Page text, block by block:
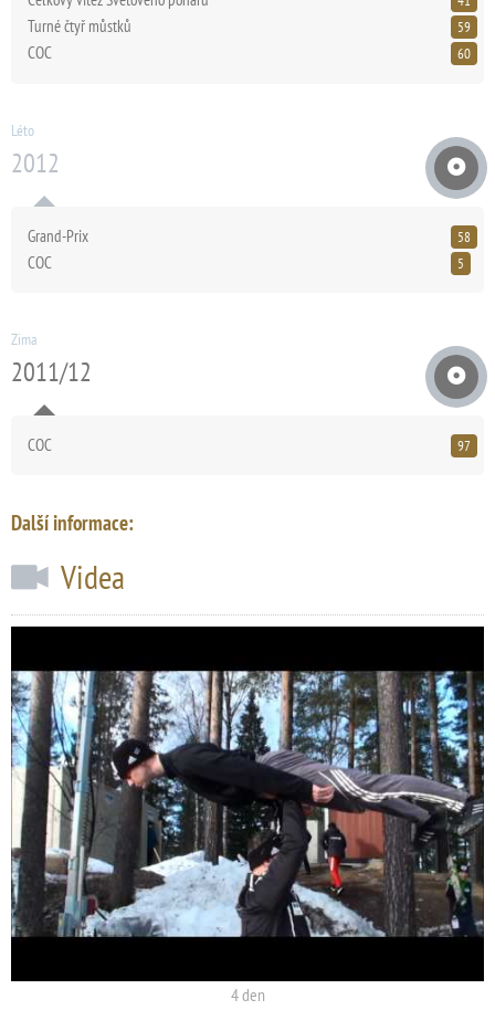
Turné čtyř můstků 59
COC 60
Léto
2012
Grand-Prix 58
COC 5
Zima
2011/12
COC 97
Další informace:
Videa
4 den